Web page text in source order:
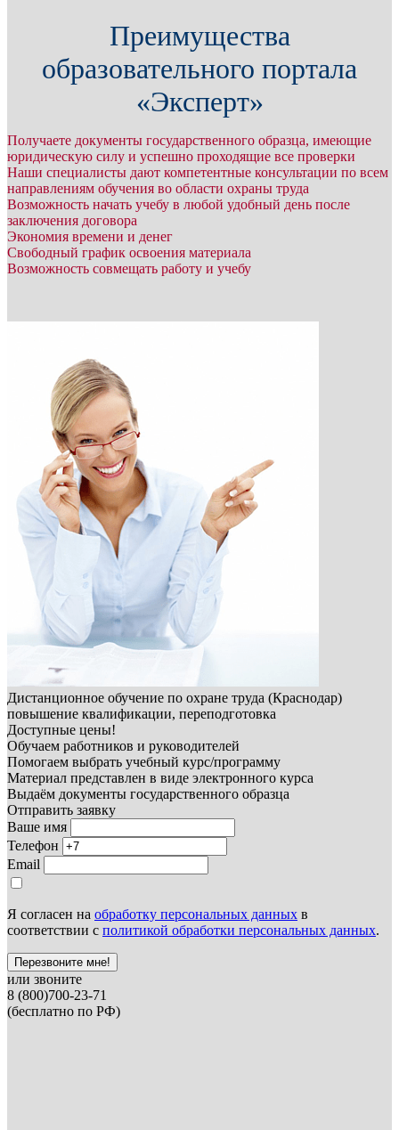
Преимущества
образовательного портала
«Эксперт»
Получаете документы государственного образца, имеющие
юридическую силу и успешно проходящие все проверки
Наши специалисты дают компетентные консультации по всем
направлениям обучения во области охраны труда
Возможность начать учебу в любой удобный день после
заключения договора
Экономия времени и денег
Свободный график освоения материала
Возможность совмещать работу и учебу
Дистанционное обучение по охране труда (Краснодар)
повышение квалификации, переподготовка
Доступные цены!
Обучаем работников и руководителей
Помогаем выбрать учебный курс/программу
Материал представлен в виде электронного курса
Выдаём документы государственного образца
Отправить заявку
Ваше имя
Телефон
Email
Я согласен на обработку персональных данных в
соответствии с политикой обработки персональных данных.
Перезвоните мне!
или звоните
8 (800)700-23-71
(бесплатно по РФ)